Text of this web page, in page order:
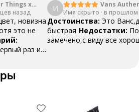
Things x
Reissue
назад
новизна
это не
раз и
И
Vans
Moon Blue
Имя скрыто · в прошлом
Достоинства: Это
быстрая Недостатки:
замечено,с виду все